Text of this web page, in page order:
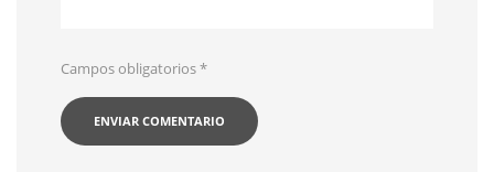
Campos obligatorios*